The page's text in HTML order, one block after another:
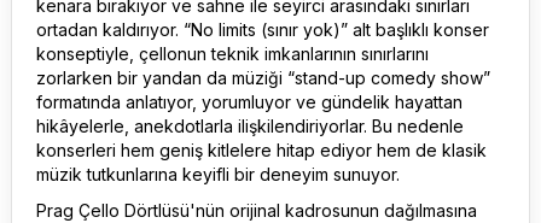
kenara bırakıyor ve sahne ile seyirci arasındaki sınırları
ortadan kaldırıyor. “No limits (sınır yok)” alt başlıklı konser
konseptiyle, çellonun teknik imkanlarının sınırlarını
zorlarken bir yandan da müziği “stand-up comedy show”
formatında anlatıyor, yorumluyor ve gündelik hayattan
hikâyelerle, anekdotlarla ilişkilendiriyorlar. Bu nedenle
konserleri hem geniş kitlelere hitap ediyor hem de klasik
müzik tutkunlarına keyifli bir deneyim sunuyor.
Prag Çello Dörtlüsü'nün orijinal kadrosunun dağılmasına